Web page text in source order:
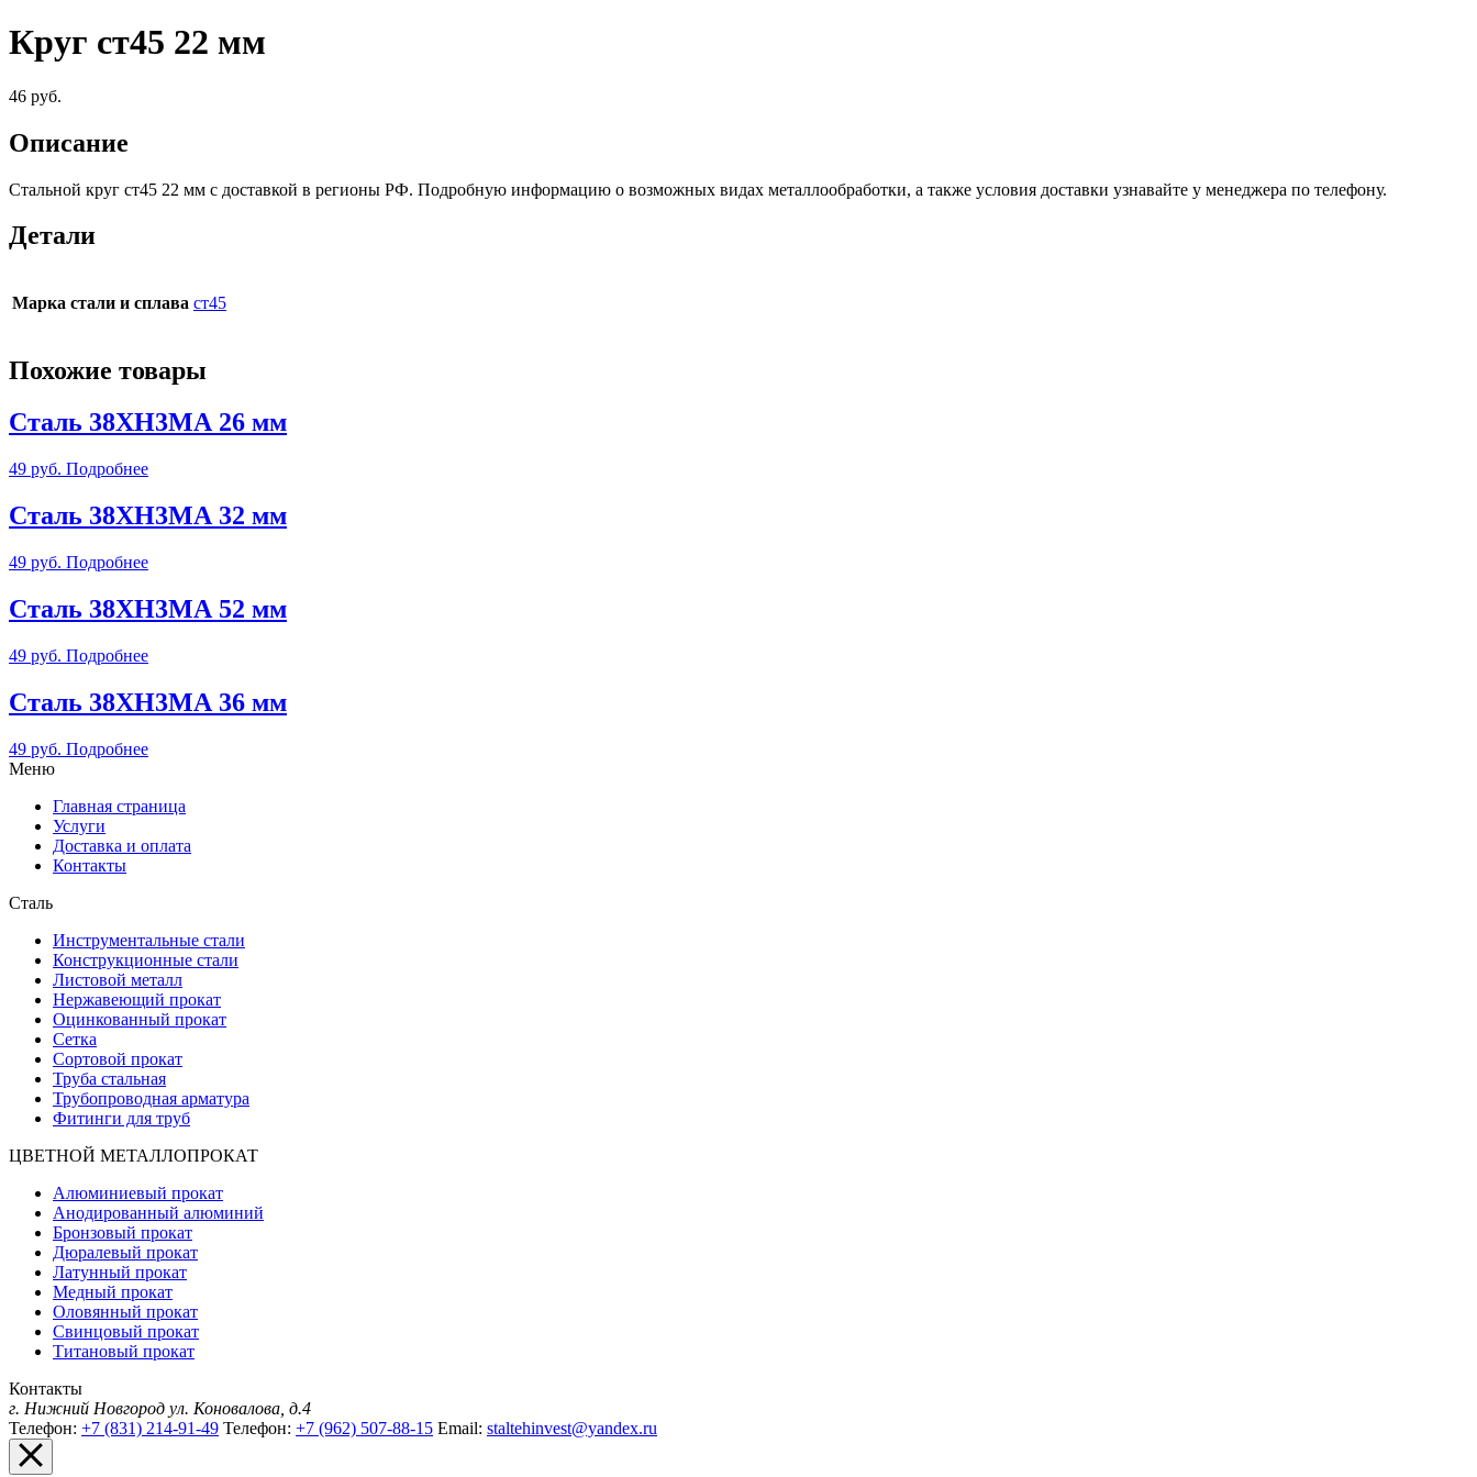
Круг ст45 22 мм
46 руб.
Описание
Стальной круг ст45 22 мм c доставкой в регионы РФ. Подробную информацию о возможных видах металлообработки, а также условия доставки узнавайте у менеджера по телефону.
Детали
Марка стали и сплава ст45
Похожие товары
Сталь 38ХН3МА 26 мм
49 руб. Подробнее
Сталь 38ХН3МА 32 мм
49 руб. Подробнее
Сталь 38ХН3МА 52 мм
49 руб. Подробнее
Сталь 38ХН3МА 36 мм
49 руб. Подробнее
Меню
Главная страница
Услуги
Доставка и оплата
Контакты
Сталь
Инструментальные стали
Конструкционные стали
Листовой металл
Нержавеющий прокат
Оцинкованный прокат
Сетка
Сортовой прокат
Труба стальная
Трубопроводная арматура
Фитинги для труб
ЦВЕТНОЙ МЕТАЛЛОПРОКАТ
Алюминиевый прокат
Анодированный алюминий
Бронзовый прокат
Дюралевый прокат
Латунный прокат
Медный прокат
Оловянный прокат
Свинцовый прокат
Титановый прокат
Контакты
г. Нижний Новгород ул. Коновалова, д.4
Телефон: +7 (831) 214-91-49 Телефон: +7 (962) 507-88-15 Email: staltehinvest@yandex.ru